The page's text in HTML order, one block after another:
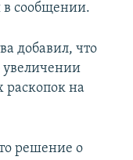
в сообщении.
добавил, что
раскопок на
решение о